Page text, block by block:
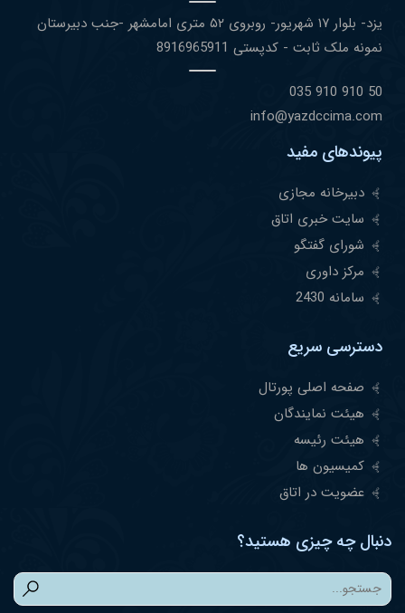
یزد- بلوار ١٧ شهریور- روبروی ۵٢ متری امامشهر -جنب دبیرستان
نمونه ملک ثابت - کدپستی 8916965911
50 910 910 035
info@yazdccima.com
پیوندهای مفید
دبیرخانه مجازی
سایت خبری اتاق
شورای گفتگو
مرکز داوری
سامانه 2430
دسترسی سریع
صفحه اصلی پورتال
هیئت نمایندگان
هیئت رئیسه
کمیسیون ها
عضویت در اتاق
دنبال چه چیزی هستید؟